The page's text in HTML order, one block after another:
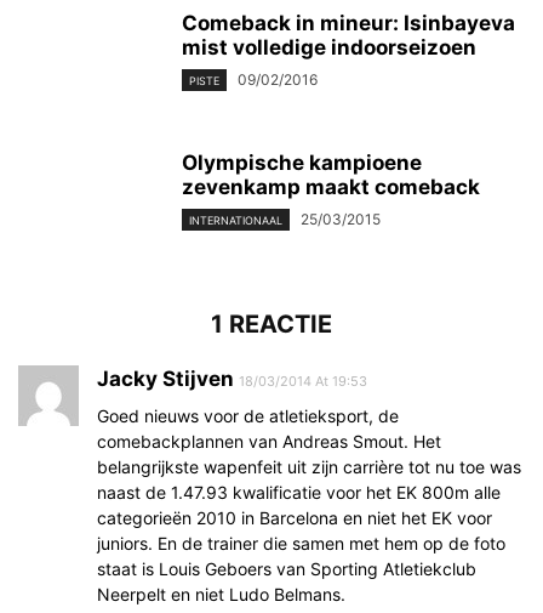
Comeback in mineur: Isinbayeva
mist volledige indoorseizoen
PISTE 09/02/2016
Olympische kampioene
zevenkamp maakt comeback
INTERNATIONAAL 25/03/2015
1 REACTIE
Jacky Stijven 18/03/2014 At 19:53
Goed nieuws voor de atletieksport, de
comebackplannen van Andreas Smout. Het
belangrijkste wapenfeit uit zijn carrière tot nu toe was
naast de 1.47.93 kwalificatie voor het EK 800m alle
categorieën 2010 in Barcelona en niet het EK voor
juniors. En de trainer die samen met hem op de foto
staat is Louis Geboers van Sporting Atletiekclub
Neerpelt en niet Ludo Belmans.